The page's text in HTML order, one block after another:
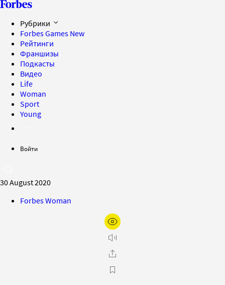
Рубрики
Forbes Games New
Рейтинги
Франшизы
Подкасты
Видео
Life
Woman
Sport
Young
Войти
30 August 2020
Forbes Woman